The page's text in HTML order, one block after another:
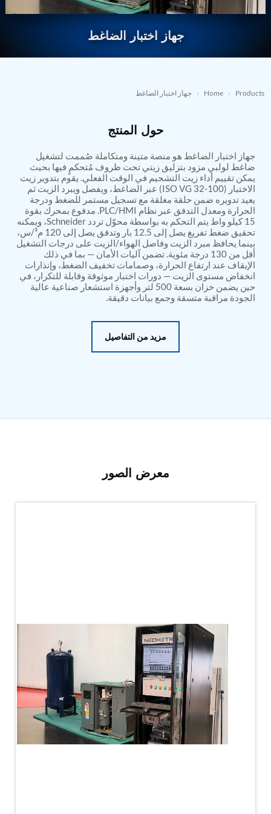
Nitrogen Generating Storage and Distribution
Dynamic Snubber Shock Arrestor Test Facility
Rotor Dynamics Test Facility
Starter Generator Test Rig
Hydrogen Gas Boosting Station
Hydraulic Suspension Unit Test Bench
Aerospace Pressure and Leak Test Rig
Air Droppable Container
Computerized Microprocessor Controlled Dv Test
Bench
Computerized Based Test Bench For Panel
Mounted Brake System For Lhb Coaches
Pressure Cycle Test System
PSA Oxygen Generation Plant-500 LPM
PSA Oxygen Generation Plant-200 LPM
Fuel Injection Pump Test Bench
PSA Nitrogen Generation Plant
Dual Hydraulic Test System
Hydraulic Damper Test Bench Manufacturer
Drive And Control Automation System
Main Rotor Actuator Test Rig
Fuel Consumption Measurement System
Integrated Test Rig for Pumps and Fuel Coolers
Landing Gears
Manual Nitrogen Generation Plant with Integrated
Supply Of Suction Lubrication System For 1000Hp
Cyclic Spin Test Facility
Mobile Hydraulic Flushing Rig
Hydraulic Powerpack And Actuator System
Manufacturer
Mobile Test Facility For Aircraft Engines
Test Rig For OBIGGS
Oxygen Enrichment Facility
Stun Shell Composition Filling & Assembling
جهاز اختبار الضاغط
Home › Products
› جهاز اختبار الضاغط
حول المنتج
جهاز اختبار الضاغط هو منصة متينة ومتكاملة صُممت لتشغيل
ضاغط لولبي مزود بتزليق زيتي تحت ظروف مُتحكمٍ فيها بحيث
يمكن تقييم أداء زيت التشحيم في الوقت الفعلي. يقوم بتدوير زيت
الاختبار (ISO VG 32-100) عبر الضاغط، ويفصل ويبرد الزيت ثم
يعيد تدويره ضمن حلقة مغلقة مع تسجيل مستمر للضغط ودرجة
الحرارة ومعدل التدفق عبر نظام PLC/HMI. مدفوع بمحرك بقوة
15 كيلو واط يتم التحكم به بواسطة محوّل تردد Schneider، ويمكنه
تحقيق ضغط تفريغ يصل إلى 12.5 بار وتدفق يصل إلى 120 م³/س،
بينما يحافظ مبرد الزيت وفاصل الهواء/الزيت على درجات التشغيل
أقل من 130 درجة مئوية. تضمن آليات الأمان — بما في ذلك
الإيقاف عند ارتفاع الحرارة، وصمامات تخفيف الضغط، وإنذارات
انخفاض مستوى الزيت — دورات اختبار موثوقة وقابلة للتكرار، في
حين يضمن خزان بسعة 500 لتر وأجهزة استشعار صناعية عالية
الجودة مراقبة متسقة وجمع بيانات دقيقة.
مزيد من التفاصيل
معرض الصور
GSE / GHE
Contact Sales
Resources
REQUEST A QUOTE
→